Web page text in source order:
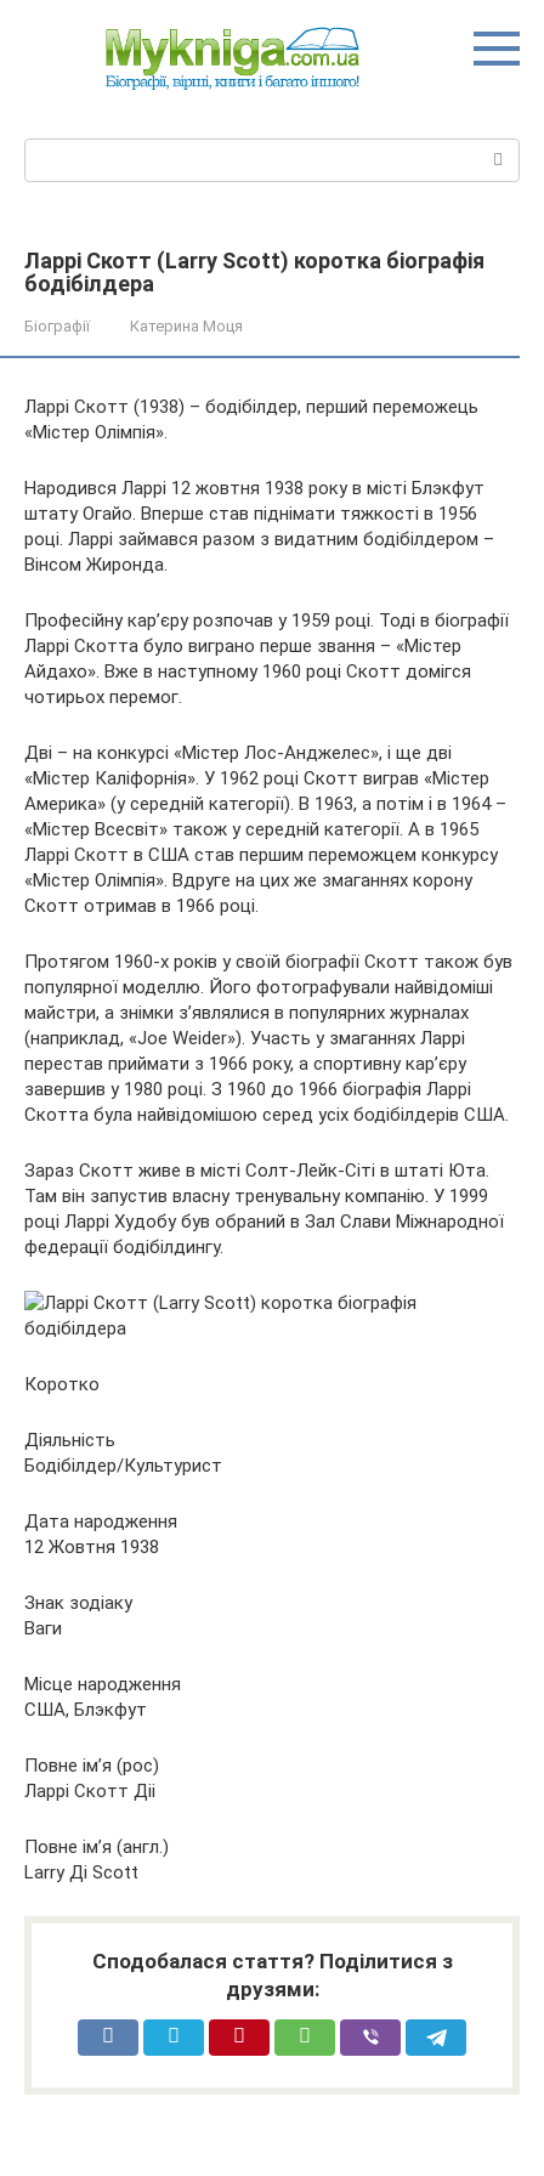
Ларрі Скотт (Larry Scott) коротка біографія
бодібілдера
Біографії Катерина Моця
Ларрі Скотт (1938) – бодібілдер, перший переможець
«Містер Олімпія».
Народився Ларрі 12 жовтня 1938 року в місті Блэкфут
штату Огайо. Вперше став піднімати тяжкості в 1956
році. Ларрі займався разом з видатним бодібілдером –
Вінсом Жиронда.
Професійну кар’єру розпочав у 1959 році. Тоді в біографії
Ларрі Скотта було виграно перше звання – «Містер
Айдахо». Вже в наступному 1960 році Скотт домігся
чотирьох перемог.
Дві – на конкурсі «Містер Лос-Анджелес», і ще дві
«Містер Каліфорнія». У 1962 році Скотт виграв «Містер
Америка» (у середній категорії). В 1963, а потім і в 1964 –
«Містер Всесвіт» також у середній категорії. А в 1965
Ларрі Скотт в США став першим переможцем конкурсу
«Містер Олімпія». Вдруге на цих же змаганнях корону
Скотт отримав в 1966 році.
Протягом 1960-х років у своїй біографії Скотт також був
популярної моделлю. Його фотографували найвідоміші
майстри, а знімки з’являлися в популярних журналах
(наприклад, «Joe Weider»). Участь у змаганнях Ларрі
перестав приймати з 1966 року, а спортивну кар’єру
завершив у 1980 році. З 1960 до 1966 біографія Ларрі
Скотта була найвідомішою серед усіх бодібілдерів США.
Зараз Скотт живе в місті Солт-Лейк-Сіті в штаті Юта.
Там він запустив власну тренувальну компанію. У 1999
році Ларрі Худобу був обраний в Зал Слави Міжнародної
федерації бодібілдингу.
Коротко
Діяльність
Бодібілдер/Культурист
Дата народження
12 Жовтня 1938
Знак зодіаку
Ваги
Місце народження
США, Блэкфут
Повне ім’я (рос)
Ларрі Скотт Діі
Повне ім’я (англ.)
Larry Ді Scott
Сподобалася стаття? Поділитися з
друзями: